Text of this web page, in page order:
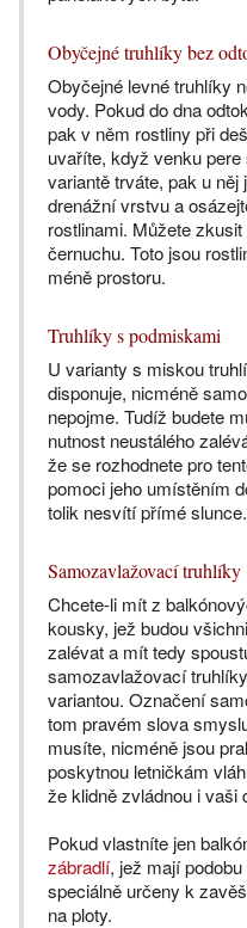
Obyčejné truhlíky bez
Obyčejné levné truhlíky
vody. Pokud do dna
pak v něm rostliny při
uvaříte, když venku
variantě trváte, pak u
drenážní vrstvu a
rostlinami. Můžete
černuchu. Toto jsou
méně prostoru.
Truhlíky s podmiskami
U varianty s miskou
disponuje, nicméně
nepojme. Tudíž budete
nutnost neustálého
že se rozhodnete pro
pomoci jeho umístěním
tolik nesvítí přímé slunce.
Samozavlažovací truhlíky
Chcete-li mít z
kousky, jež budou
zalévat a mít tedy
samozavlažovací
variantou. Označení
tom pravém slova
musíte, nicméně jsou
poskytnou letničkám
že klidně zvládnou i vaši
Pokud vlastníte jen
zábradlí, jež mají
speciálně určeny k
na ploty.